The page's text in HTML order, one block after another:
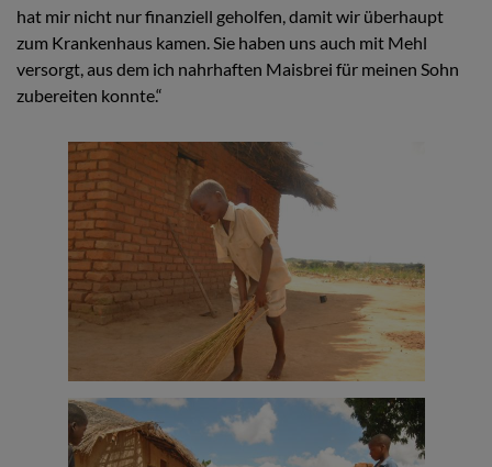
hat mir nicht nur finanziell geholfen, damit wir überhaupt
zum Krankenhaus kamen. Sie haben uns auch mit Mehl
versorgt, aus dem ich nahrhaften Maisbrei für meinen Sohn
zubereiten konnte.“